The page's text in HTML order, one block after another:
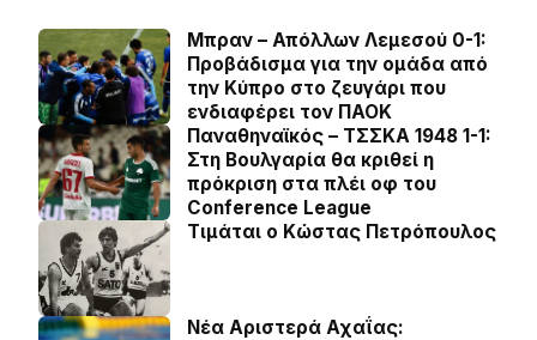
Μπραν – Απόλλων Λεμεσού 0-1:
Προβάδισμα για την ομάδα από
την Κύπρο στο ζευγάρι που
ενδιαφέρει τον ΠΑΟΚ
Παναθηναϊκός – ΤΣΣΚΑ 1948 1-1:
Στη Βουλγαρία θα κριθεί η
πρόκριση στα πλέι οφ του
Conference League
Τιμάται ο Κώστας Πετρόπουλος
Νέα Αριστερά Αχαΐας: